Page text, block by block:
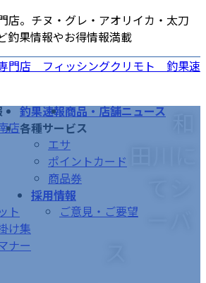
店。チヌ・グレ・アオリイカ・太刀
釣果情報やお得情報満載
店
釣果速報商品・店舗ニュース
各種サービス
エサ
ポイントカード
商品券
ト
け集
ナー
採用情報
ご意見・ご要望